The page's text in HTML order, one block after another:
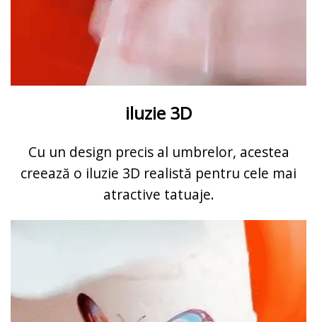
iluzie 3D
Cu un design precis al umbrelor, acestea
creează o iluzie 3D realistă pentru cele mai
atractive tatuaje.